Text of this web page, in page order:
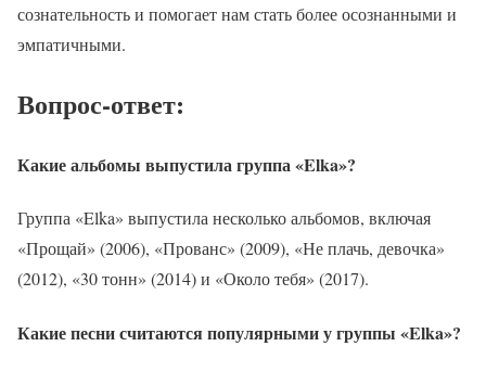
сознательность и помогает нам стать более осознанными и
эмпатичными.
Вопрос-ответ:
Какие альбомы выпустила группа «Elka»?
Группа «Elka» выпустила несколько альбомов, включая
«Прощай» (2006), «Прованс» (2009), «Не плачь, девочка»
(2012), «30 тонн» (2014) и «Около тебя» (2017).
Какие песни считаются популярными у группы «Elka»?